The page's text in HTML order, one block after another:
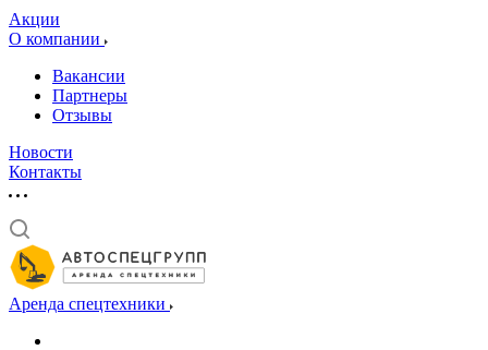
Акции
О компании
Вакансии
Партнеры
Отзывы
Новости
Контакты
Аренда спецтехники